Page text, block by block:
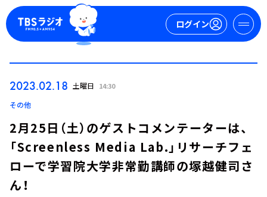
ログイン
2023.02.18 土曜日 14:30
その他
2月25日（土）のゲストコメンテーターは、
「Screenless Media Lab.」リサーチフェ
ローで学習院大学非常勤講師の塚越健司さ
ん！